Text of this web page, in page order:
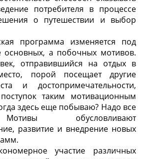
потребителя в процессе
о путешествии и выбор
программа изменяется под
основных, а побочных мотивов.
отправившийся на отдых в
порой посещает другие
и достопримечательности,
таким мотивационным
здесь еще побываю? Надо все
обусловливают
развитие и внедрение новых
участие различных